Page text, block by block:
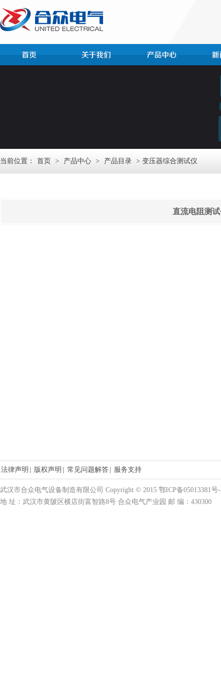
当前位置： 首页 > 产品中心 > 产品目录 > 变压器综合测试仪
直流电阻测
法律声明 版权声明 常见问题解答 服务支持
武汉市合众电气设备制造有限公司 Copyright © 2015 鄂ICP备05013381号
地 址：武汉市黄陂区横店街富智路8号 合众电气产业园 邮 编：430300